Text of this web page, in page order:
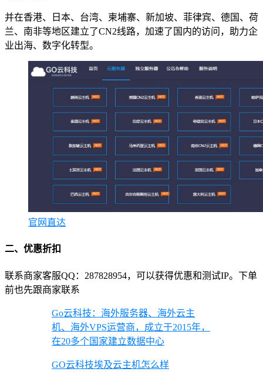
并在香港、日本、台湾、柬埔寨、新加坡、菲律宾、德国、荷
兰、南非等地区建立了CN2线路，加速了国内的访问，助力企
业出海、数字化转型。
官网直达
二、优惠折扣
联系商家客服QQ：287828954，可以获得优惠和测试IP。下单
前也先跟商家联系
Go云科技：海外服务器、海外云主
机、海外VPS运营商，成立于2015年，
在20多个国家建立数据中心
GO云科技埃及云主机怎么样